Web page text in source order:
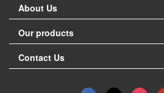
About Us
Our products
Contact Us